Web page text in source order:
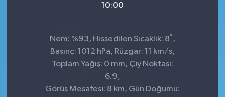
10:00
Nem: %93, Hissedilen Sıcaklık: 8° ,
Basınç: 1012 hPa, Rüzgar: 11 km/s,
Toplam Yağış: 0 mm, Çiy Noktası:
6.9,
Görüş Mesafesi: 8 km, Gün Doğumu: